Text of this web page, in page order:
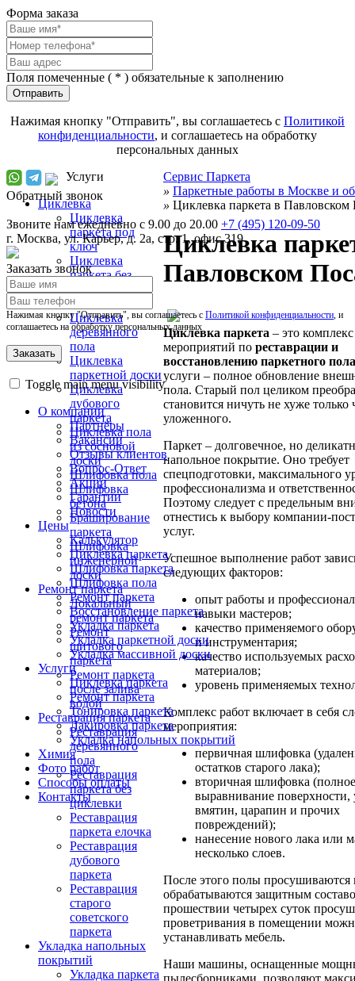
Форма заказа
Поля помеченные ( * ) обязательные к заполнению
Отправить
Нажимая кнопку "Отправить", вы соглашаетесь с Политикой
конфиденциальности, и соглашаетесь на обработку
персональных данных
Обратный звонок
Звоните нам ежедневно с 9.00 до 20.00 +7 (495) 120-09-50
г. Москва, ул. Карьер, д. 2а, стр. 1, офис 319
Заказать звонок
Нажимая кнопку "Отправить", вы соглашаетесь с Политикой конфиденциальности, и
соглашаетесь на обработку персональных данных
Toggle main menu visibility
О компании
Партнёры
Вакансии
Отзывы клиентов
Вопрос-Ответ
Акции
Гарантии
Новости
Цены
Калькулятор
Циклевка паркета
Шлифовка паркета
Шлифовка пола
Ремонт паркета
Восстановление паркета
Укладка паркета
Укладка паркетной доски
Укладка массивной доски
Услуги
Циклевка паркета
Ремонт паркета
Тонировка паркета
Лакировка паркета
Укладка напольных покрытий
Химия
Фото работ
Способы оплаты
Контакты
Услуги
Циклевка
Циклевка
паркета под
ключ
Циклевка
паркета без
пыли и выноса
мебели
Циклевка
деревянного
пола
Циклевка
паркетной доски
Циклевка
дубового
паркета
Циклевка пола
из сосновой
доски
Шлифовка пола
Шлифовка
бетона
Браширование
паркета
Шлифовка
инженерной
доски
Ремонт паркета
Локальный
ремонт паркета
Ремонт
щитового
паркета
Ремонт паркета
после залива
водой
Реставрация паркета
Реставрация
деревянного
пола
Реставрация
паркета без
циклевки
Реставрация
паркета елочка
Реставрация
дубового
паркета
Реставрация
старого
советского
паркета
Укладка напольных
покрытий
Укладка паркета
Сервис Паркета
» Паркетные работы в Москве и
» Циклевка паркета в Павловском
Циклевка
Павловском
Циклевка паркета – это комплекс
мероприятий по реставрации и
восстановлению паркетного пола
услуги – полное обновление
пола. Старый пол целиком
становится ничуть не хуже только
уложенного.
Паркет – долговечное, но
напольное покрытие. Оно требует
спецподготовки, максимального
профессионализма и
Поэтому следует с предельным
отнестись к выбору компании-
услуг.
Успешное выполнение работ
следующих факторов:
опыт работы и
навыки мастеров;
качество применяемого
и инструментария;
качество используемых
материалов;
уровень применяемых
Комплекс работ включает в себя
мероприятия:
первичная шлифовка
остатков старого лака);
вторичная шлифовка (полное
выравнивание поверхности,
вмятин, царапин и прочих
повреждений);
нанесение нового лака или
несколько слоев.
После этого полы просушиваются
обрабатываются защитным
прошествии четырех суток
проветривания в помещении
устанавливать мебель.
Наши машины, оснащенные
пылесборниками, позволяют